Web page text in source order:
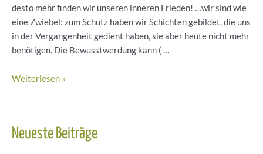
desto mehr finden wir unseren inneren Frieden! …wir sind wie
eine Zwiebel: zum Schutz haben wir Schichten gebildet, die uns
in der Vergangenheit gedient haben, sie aber heute nicht mehr
benötigen. Die Bewusstwerdung kann ( …
Wir
wie
Zwiebel
Weiterlesen »
Neueste Beiträge